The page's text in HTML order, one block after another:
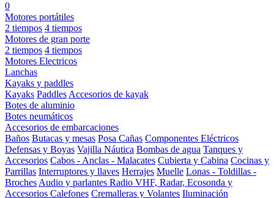
0
Motores portátiles
2 tiempos 4 tiempos
Motores de gran porte
2 tiempos 4 tiempos
Motores Electricos
Lanchas
Kayaks y paddles
Kayaks Paddles Accesorios de kayak
Botes de aluminio
Botes neumáticos
Accesorios de embarcaciones
Baños Butacas y mesas Posa Cañas Componentes Eléctricos
Defensas y Boyas Vajilla Náutica Bombas de agua Tanques y
Accesorios Cabos - Anclas - Malacates Cubierta y Cabina Cocinas y
Parrillas Interruptores y llaves Herrajes Muelle Lonas - Toldillas -
Broches Audio y parlantes Radio VHF, Radar, Ecosonda y
Accesorios Calefones Cremalleras y Volantes Iluminación